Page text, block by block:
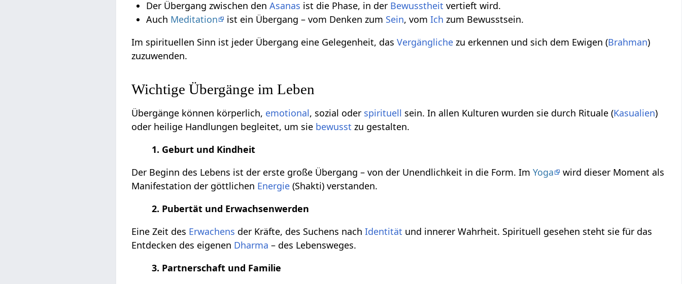
Der Übergang zwischen denAsanas ist die Phase, in der Bewusstheit vertieft wird.
Auch Meditation ist ein Übergang – vom Denken zum Sein, vomIch zum Bewusstsein.
Im spirituellen Sinn ist jeder Übergang eine Gelegenheit, dasVergängliche zu erkennen und sich dem Ewigen (Brahman)
zuzuwenden.
Wichtige Übergänge im Leben
Übergänge können körperlich, emotional, sozial oder spirituell sein. In allen Kulturen wurden sie durch Rituale (Kasualien)
oder heilige Handlungen begleitet, um sie bewusst zu gestalten.
1. Geburt und Kindheit
Der Beginn des Lebens ist der erste große Übergang – von der Unendlichkeit in die Form. ImYoga
wird dieser Moment als
Manifestation der göttlichen Energie (Shakti) verstanden.
2. Pubertät und Erwachsenwerden
Eine Zeit des Erwachens der Kräfte, des Suchens nachIdentität und innerer Wahrheit. Spirituell gesehen steht sie für das
Entdecken des eigenen Dharma – des Lebensweges.
3. Partnerschaft und Familie